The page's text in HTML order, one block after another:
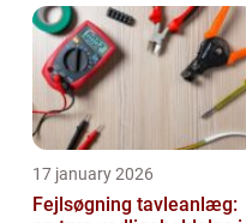
17 january 2026
Fejlsøgning tavleanlæg: